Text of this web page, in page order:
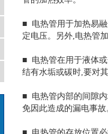
■ 电热管用于加热易
定电压。另外,电热管
■ 电热管在用于液体
结有水垢或碳时,要对
■ 电热管内部的间隙
免因此造成的漏电事故